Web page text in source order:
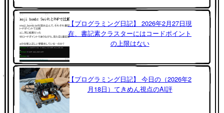
【プログラミング日記】 2026年2月27日現
在、書記素クラスターにはコードポイント
の上限はない
【プログラミング日記】 今日の（2026年2
月18日）てきめん視点のAI評